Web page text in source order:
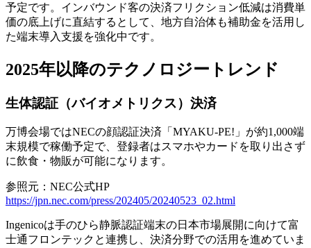
予定です。インバウンド客の決済フリクション低減は消費単
価の底上げに直結するとして、地方自治体も補助金を活用し
た端末導入支援を強化中です。
2025年以降のテクノロジートレンド
生体認証（バイオメトリクス）決済
万博会場ではNECの顔認証決済「MYAKU-PE!」が約1,000端
末規模で稼働予定で、登録者はスマホやカードを取り出さず
に飲食・物販が可能になります。
参照元：NEC公式HP
https://jpn.nec.com/press/202405/20240523_02.html
Ingenicoは手のひら静脈認証端末の日本市場展開に向けて富
士通フロンテックと連携し、決済分野での活用を進めていま